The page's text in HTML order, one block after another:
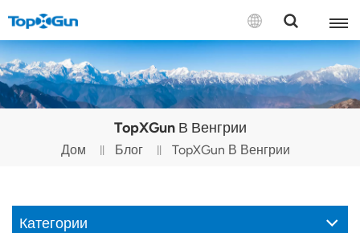
СВЯЗАТЬСЯ С НАМИ
English
Español
Português(Portugal)
TopXGun В Венгрии
Дом Блог TopXGun В Венгрии
Категории